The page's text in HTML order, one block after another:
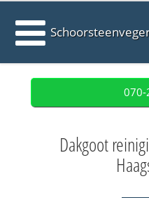
070-
Dakgoot